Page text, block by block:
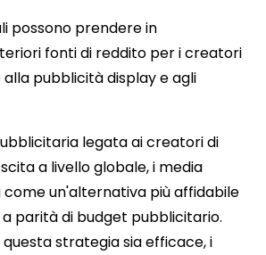
possono prendere in
fonti di reddito per i creatori
pubblicità display e agli
legata ai creatori di
a livello globale, i media
un'alternativa più affidabile
parità di budget pubblicitario.
strategia sia efficace, i